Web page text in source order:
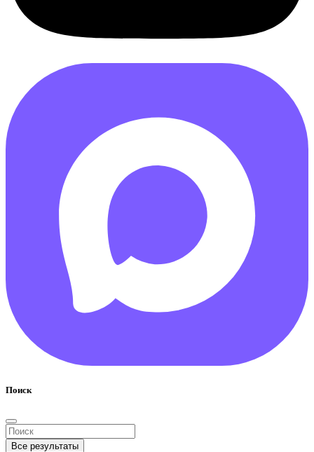
Поиск
Все результаты